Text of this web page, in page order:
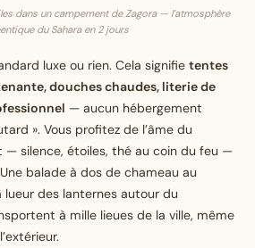
dans un campement de Zagora — l’atmosphère
du Sahara en 2 jours
luxe ou rien. Cela signifietentes
douches chaudes, literie de
— aucun hébergement
». Vous profitez de l’âme du
— silence, étoiles, thé au coin du feu —
balade à dos de chameau au
des lanternes autour du
à mille lieues de la ville, même